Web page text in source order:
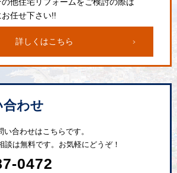
任せ下さい!!
詳しくはこちら
合わせ
合わせはこちらです。
談は無料です。お気軽にどうぞ！
0472